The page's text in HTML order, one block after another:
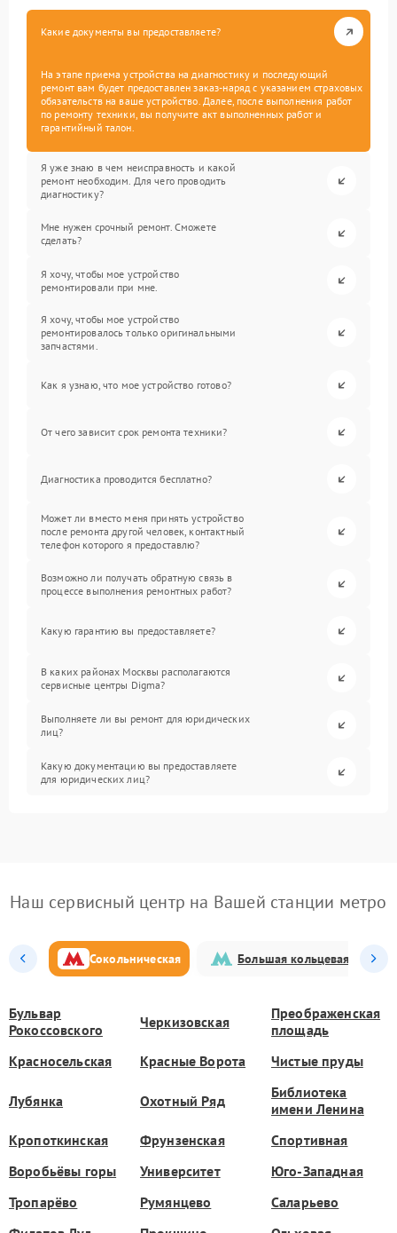
Какие документы вы предоставляете?
На этапе приема устройства на диагностику и последующий
ремонт вам будет предоставлен заказ-наряд с указанием страховых
обязательств на ваше устройство. Далее, после выполнения работ
по ремонту техники, вы получите акт выполненных работ и
гарантийный талон.
Я уже знаю в чем неисправность и какой
ремонт необходим. Для чего проводить
диагностику?
Мне нужен срочный ремонт. Сможете
сделать?
Я хочу, чтобы мое устройство
ремонтировали при мне.
Я хочу, чтобы мое устройство
ремонтировалось только оригинальными
запчастями.
Как я узнаю, что мое устройство готово?
От чего зависит срок ремонта техники?
Диагностика проводится бесплатно?
Может ли вместо меня принять устройство
после ремонта другой человек, контактный
телефон которого я предоставлю?
Возможно ли получать обратную связь в
процессе выполнения ремонтных работ?
Какую гарантию вы предоставляете?
В каких районах Москвы располагаются
сервисные центры Digma?
Выполняете ли вы ремонт для юридических
лиц?
Какую документацию вы предоставляете
для юридических лиц?
Наш сервисный центр на Вашей станции метро
Сокольническая Большая кольцевая
Бульвар
Рокоссовского
Черкизовская
Преображенская
площадь
Красносельская
Красные Ворота Чистые пруды
Лубянка Охотный Ряд
Библиотека
имени Ленина
Кропоткинская
Фрунзенская
Спортивная
Воробьёвы горы
Университет
Юго-Западная
Тропарёво
Румянцево
Саларьево